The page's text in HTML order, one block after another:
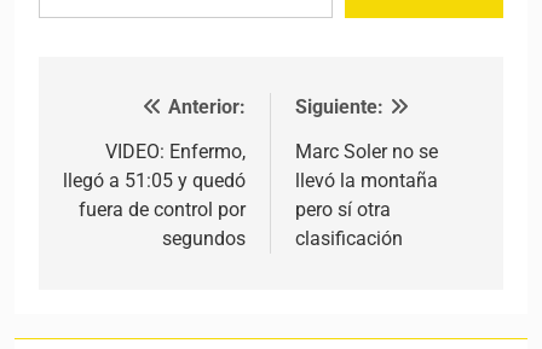
Navegación de entradas
Anterior:
VIDEO: Enfermo,
llegó a 51:05 y quedó
fuera de control por
segundos
Siguiente:
Marc Soler no se
llevó la montaña
pero sí otra
clasificación